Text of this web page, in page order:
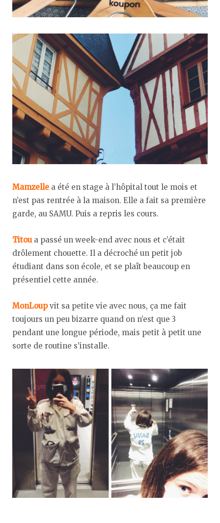
Mamzelle a été en stage à l’hôpital tout le mois et
n’est pas rentrée à la maison. Elle a fait sa première
garde, au SAMU. Puis a repris les cours.
Titoua passé un week-end avec nous et c’était
drôlement chouette. Il a décroché un petit job
étudiant dans son école, et se plaît beaucoup en
présentiel cette année.
MonLoupvit sa petite vie avec nous, ça me fait
toujours un peu bizarre quand on n’est que 3
pendant une longue période, mais petit à petit une
sorte de routine s’installe.